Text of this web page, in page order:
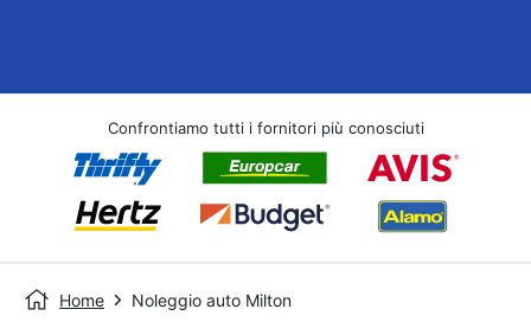
Confrontiamo tutti i fornitori più conosciuti
Home Noleggio auto Milton